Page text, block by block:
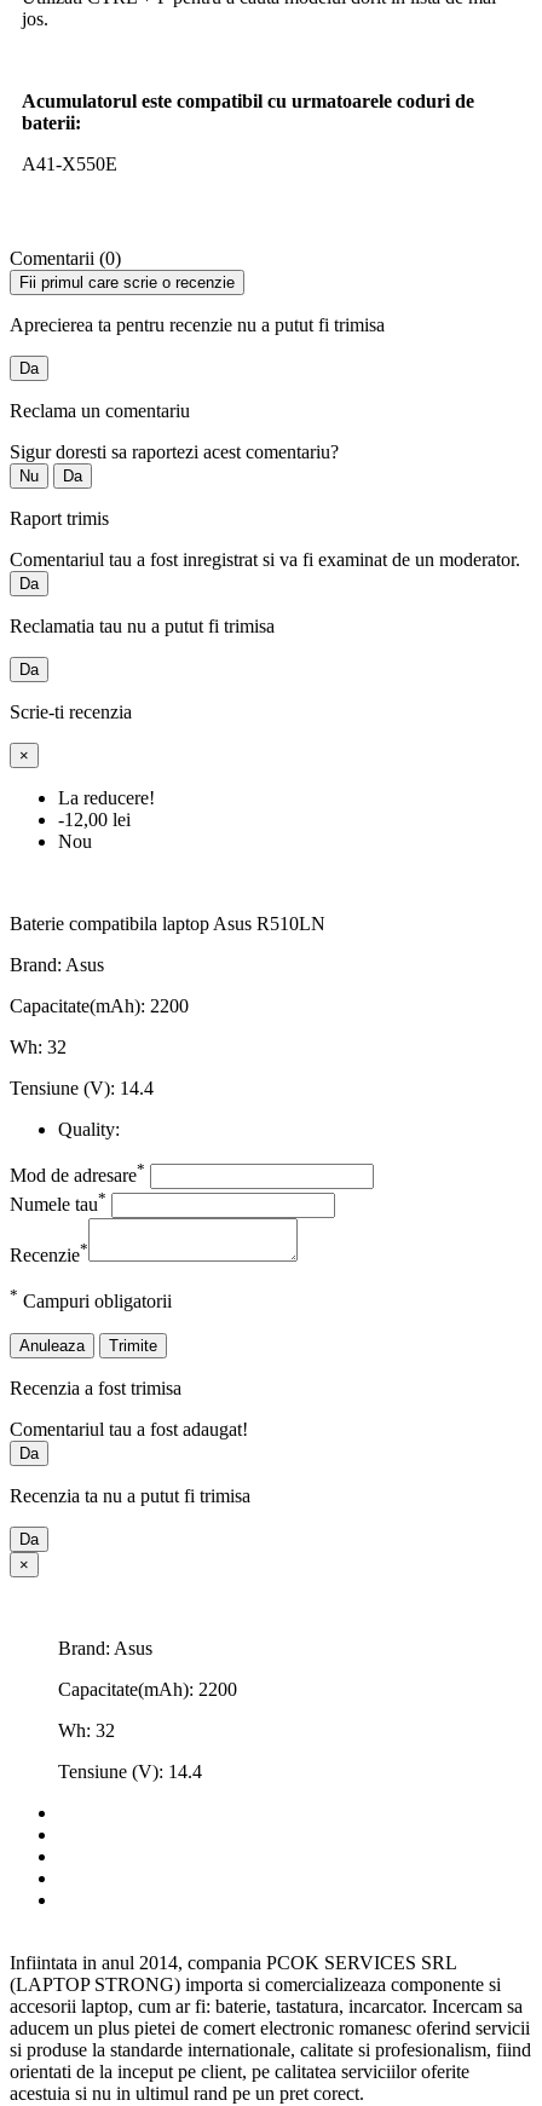
jos.
Acumulatorul este compatibil cu urmatoarele coduri de
baterii:
A41-X550E
Comentarii (0)
Fii primul care scrie o recenzie
Aprecierea ta pentru recenzie nu a putut fi trimisa
Da
Reclama un comentariu
Sigur doresti sa raportezi acest comentariu?
Nu Da
Raport trimis
Comentariul tau a fost inregistrat si va fi examinat de un moderator.
Da
Reclamatia tau nu a putut fi trimisa
Da
Scrie-ti recenzia
×
La reducere!
-12,00 lei
Nou
Baterie compatibila laptop Asus R510LN
Brand: Asus
Capacitate(mAh): 2200
Wh: 32
Tensiune (V): 14.4
Quality:
Mod de adresare*
Numele tau*
Recenzie*
* Campuri obligatorii
Anuleaza Trimite
Recenzia a fost trimisa
Comentariul tau a fost adaugat!
Da
Recenzia ta nu a putut fi trimisa
Da
×
Brand: Asus
Capacitate(mAh): 2200
Wh: 32
Tensiune (V): 14.4
Infiintata in anul 2014, compania PCOK SERVICES SRL
(LAPTOP STRONG) importa si comercializeaza componente si
accesorii laptop, cum ar fi: baterie, tastatura, incarcator. Incercam sa
aducem un plus pietei de comert electronic romanesc oferind servicii
si produse la standarde internationale, calitate si profesionalism, fiind
orientati de la inceput pe client, pe calitatea serviciilor oferite
acestuia si nu in ultimul rand pe un pret corect.